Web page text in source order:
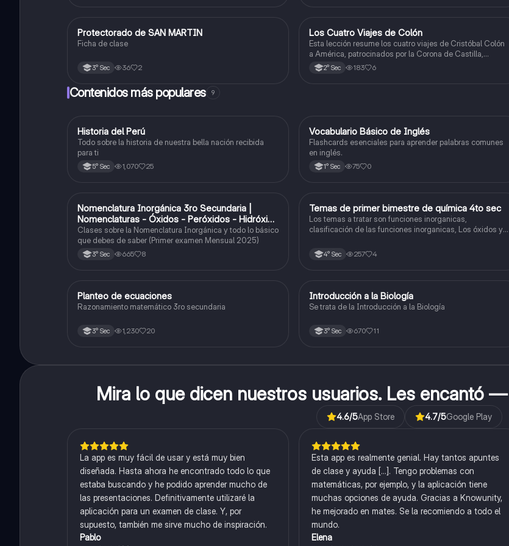
Ciencias Sociales
Protectorado de SAN MARTIN
Ficha de clase
3° Sec 36 2
Ciencias Sociales
Los Cuatro Viajes de Colón
Esta lección resume los cuatro viajes de Cristóbal Colón
a América, patrocinados por la Corona de Castilla,
destacando sus objetivos, rutas y descubrimientos.
2° Sec 183 6
Contenidos más populares 9
Ciencias Sociales
Historia del Perú
Todo sobre la historia de nuestra bella nación recibida
para ti
5° Sec 1,070 25
VInglés
Vocabulario Básico de Inglés
Flashcards esenciales para aprender palabras comunes
en inglés.
1° Sec 75 0
Química
Nomenclatura Inorgánica 3ro Secundaria |
Nomenclaturas - Óxidos - Peróxidos - Hidróxido
o Bases
Clases sobre la Nomenclatura Inorgánica y todo lo básico
que debes de saber (Primer examen Mensual 2025)
3° Sec 665 8
Química
Temas de primer bimestre de química 4to sec
Los temas a tratar son funciones inorganicas,
clasificación de las funciones inorganicas, Los óxidos y
4° Sec 257 4
Matemáticas
Planteo de ecuaciones
Razonamiento matemático 3ro secundaria
3° Sec 1,230 20
Biología
Introducción a la Biología
Se trata de la Introducción a la Biología
3° Sec 670 11
Mira lo que dicen nuestros usuarios. Les encantó —
4.6/5App Store 4.7/5Google Play
La app es muy fácil de usar y está muy bien
diseñada. Hasta ahora he encontrado todo lo que
estaba buscando y he podido aprender mucho de
las presentaciones. Definitivamente utilizaré la
aplicación para un examen de clase. Y, por
supuesto, también me sirve mucho de inspiración.
Pablo
Esta app es realmente genial. Hay tantos apuntes
de clase y ayuda [...]. Tengo problemas con
matemáticas, por ejemplo, y la aplicación tiene
muchas opciones de ayuda. Gracias a Knowunity,
he mejorado en mates. Se la recomiendo a todo el
mundo.
Elena